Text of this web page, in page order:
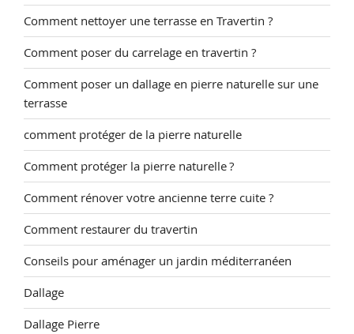
Comment nettoyer une terrasse en Travertin ?
Comment poser du carrelage en travertin ?
Comment poser un dallage en pierre naturelle sur une
terrasse
comment protéger de la pierre naturelle
Comment protéger la pierre naturelle ?
Comment rénover votre ancienne terre cuite ?
Comment restaurer du travertin
Conseils pour aménager un jardin méditerranéen
Dallage
Dallage Pierre